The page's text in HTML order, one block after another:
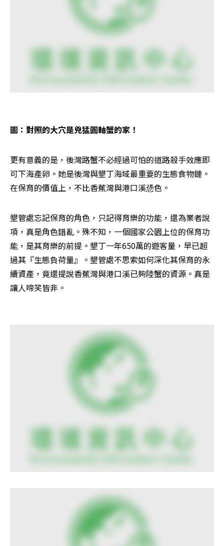
圖：對照的大穴是兇猛圓軸蟹的家！
更有意義的是，後灣路蟹不必經過可怕的道路殺手效應即
可下海產卵。她是後灣與墾丁海域最重要的生態食物鏈。
在保育的價值上，不比香蕉灣與港口溪愻色。
墾管處忘記保育的角色，只記得育樂的功能，還為業者說
項，真是角色錯亂。殊不知，一個國家公園上位的保育功
能，是其育樂的前提。墾丁一年650萬的遊客量，早已超
過其『生態負荷量』。墾管處不思索如何深化其保育的永
續資產，竟還提說香蕉灣與港口溪已夠陸蟹的資源。真是
讓人啼笑皆非。